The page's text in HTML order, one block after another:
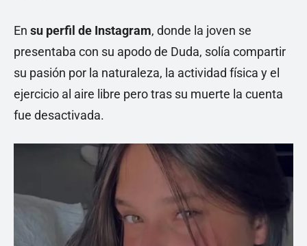
En su perfil de Instagram, donde la joven se
presentaba con su apodo de Duda, solía compartir
su pasión por la naturaleza, la actividad física y el
ejercicio al aire libre pero tras su muerte la cuenta
fue desactivada.